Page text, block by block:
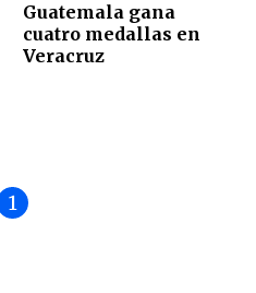
Guatemala gana
cuatro medallas en
Veracruz
1